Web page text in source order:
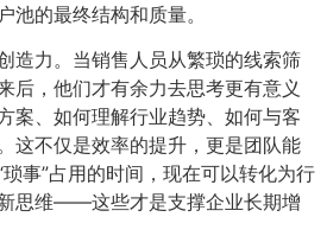
池的最终结构和质量。
造力。当销售人员从繁琐的线索筛
后，他们才有余力去思考更有意义
案、如何理解行业趋势、如何与客
这不仅是效率的提升，更是团队能
事”占用的时间，现在可以转化为行
思维——这些才是支撑企业长期增